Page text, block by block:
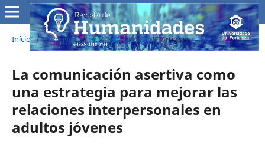
Início / Arquivos / v. 27 n. 2 (2012) / Artigos
La comunicación asertiva como
una estrategia para mejorar las
relaciones interpersonales en
adultos jóvenes